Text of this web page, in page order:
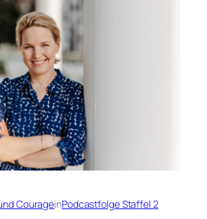
CourageinPodcastfolge Staffel 2